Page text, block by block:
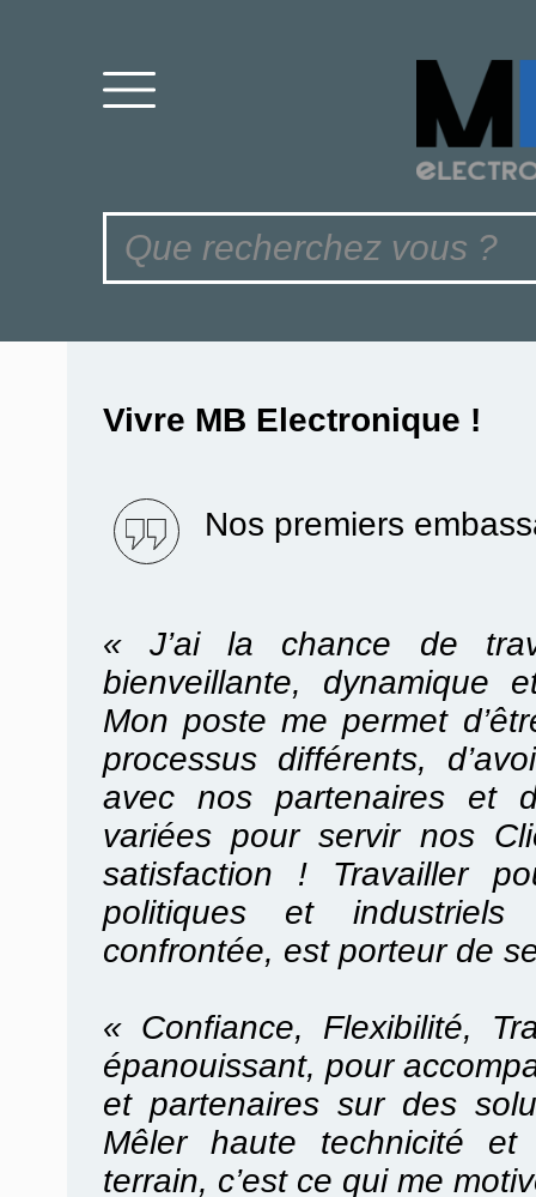
Vivre MB Electronique !
Nos premiers
« J’ai la chance de
bienveillante, dynamique
Mon poste me permet
processus différents,
avec nos partenaires et
variées pour servir nos
satisfaction ! Travailler
politiques et industriels
confrontée, est porteur de
« Confiance, Flexibilité,
épanouissant, pour
et partenaires sur des
Mêler haute technicité
terrain, c’est ce qui me